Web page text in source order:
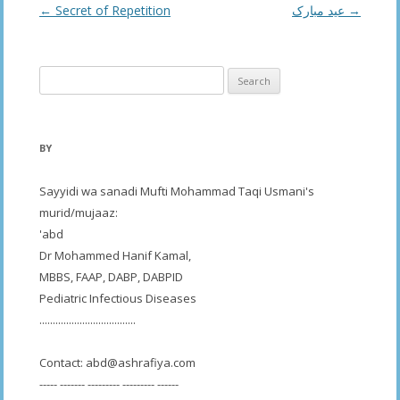
Post
← Secret of Repetition →
for:
BY
Sayyidi wa sanadi Mufti Mohammad Taqi Usmani's
murid/mujaaz:
'abd
Dr Mohammed Hanif Kamal,
MBBS, FAAP, DABP, DABPID
Pediatric Infectious Diseases
....................................
Contact: abd@ashrafiya.com
----- ------- --------- --------- ------